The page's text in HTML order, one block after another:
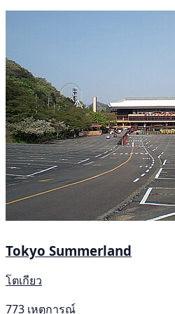
Tokyo Summerland
โตเกียว
773 เหตุการณ์